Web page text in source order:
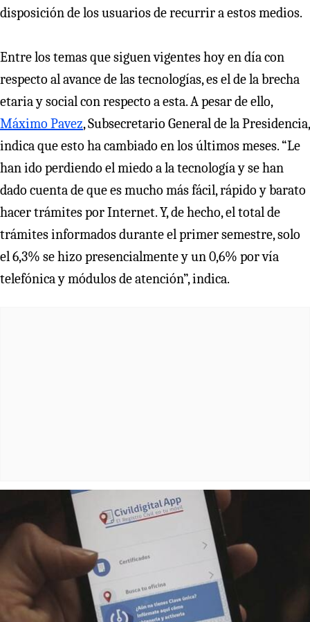
disposición de los usuarios de recurrir a estos medios.
Entre los temas que siguen vigentes hoy en día con
respecto al avance de las tecnologías, es el de la brecha
etaria y social con respecto a esta. A pesar de ello,
Máximo Pavez, Subsecretario General de la Presidencia,
indica que esto ha cambiado en los últimos meses. “Le
han ido perdiendo el miedo a la tecnología y se han
dado cuenta de que es mucho más fácil, rápido y barato
hacer trámites por Internet. Y, de hecho, el total de
trámites informados durante el primer semestre, solo
el 6,3% se hizo presencialmente y un 0,6% por vía
telefónica y módulos de atención”, indica.